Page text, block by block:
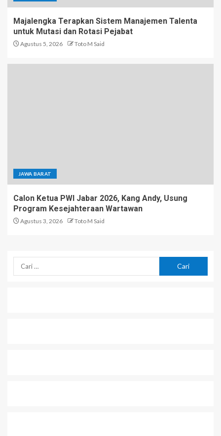
Majalengka Terapkan Sistem Manajemen Talenta
untuk Mutasi dan Rotasi Pejabat
Agustus 5, 2026 Toto M Said
JAWA BARAT
Calon Ketua PWI Jabar 2026, Kang Andy, Usung
Program Kesejahteraan Wartawan
Agustus 3, 2026 Toto M Said